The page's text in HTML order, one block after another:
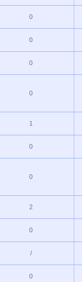
0
0
0
0
1
0
0
2
0
/
0